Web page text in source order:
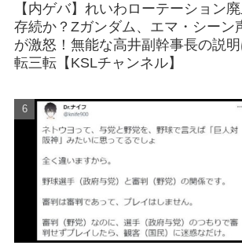
【内ゲバ】れいわローテーション
存続か？Zガンダム、エマ・シーン
が激怒！無能な高井副幹事長の説
転三転【KSLチャンネル】